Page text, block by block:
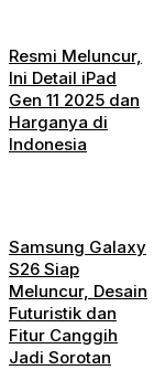
Resmi Meluncur,
Ini Detail iPad
Gen 11 2025 dan
Harganya di
Indonesia
Samsung Galaxy
S26 Siap
Meluncur, Desain
Futuristik dan
Fitur Canggih
Jadi Sorotan